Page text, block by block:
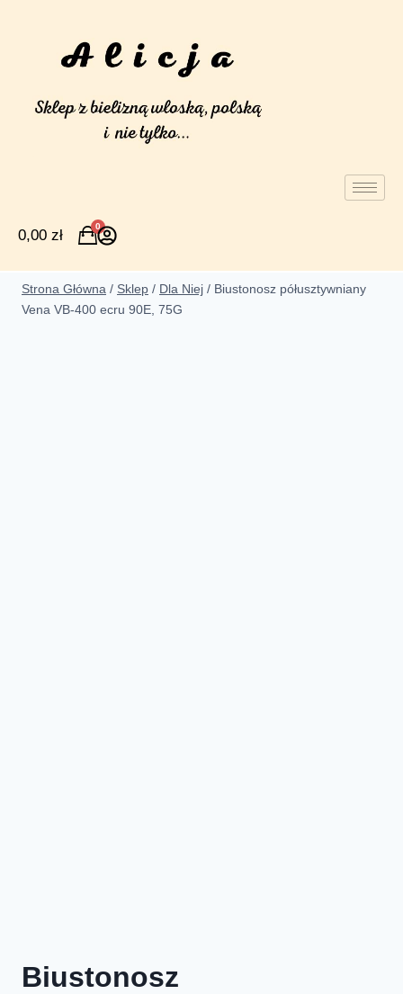
0,00 zł
0
Strona Główna / Sklep / Dla Niej / Biustonosz półusztywniany
Vena VB-400 ecru 90E, 75G
Biustonosz